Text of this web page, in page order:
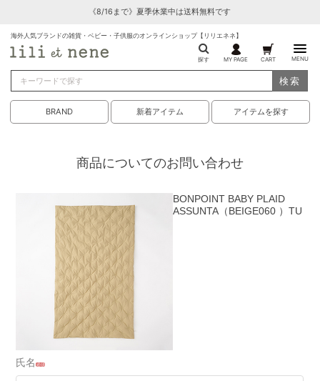
《8/16まで》夏季休業中は送料無料です
海外人気ブランドの雑貨・ベビー・子供服のオンラインショップ【リリエネネ】
探す MY PAGE CART MENU
検索
BRAND 新着アイテム アイテムを探す
商品についてのお問い合わせ
BONPOINT BABY PLAID
ASSUNTA（BEIGE060 ）TU
氏名必須